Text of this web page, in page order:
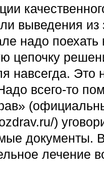
выведения из
надо
цепочку
навсегда.
всего-то
)
документы.
лечение